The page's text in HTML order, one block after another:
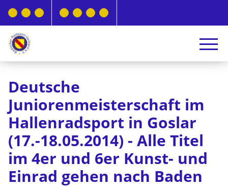
Deutsche
Juniorenmeisterschaft im
Hallenradsport in Goslar
(17.-18.05.2014) - Alle Titel
im 4er und 6er Kunst- und
Einrad gehen nach Baden